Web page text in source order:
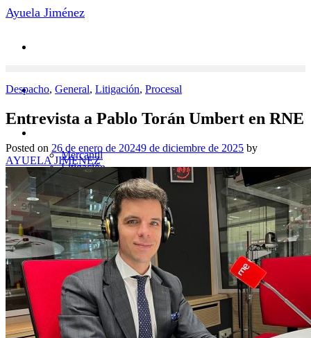
Saltar
Ayuela Jiménez
Mercantil
Litigación
Arbitraje
Penal Económico
Laboral
Novedades
Contacto
Equipo
ES
Despacho, General, Litigación, Procesal
Entrevista a Pablo Torán Umbert en RNE
Posted on 26 de enero de 20249 de diciembre de 2025 by
AYUELA JIMENEZ